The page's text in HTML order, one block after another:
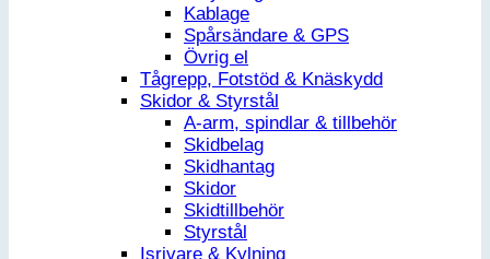
Kablage
Spårsändare & GPS
Övrig el
Tågrepp, Fotstöd & Knäskydd
Skidor & Styrstål
A-arm, spindlar & tillbehör
Skidbelag
Skidhantag
Skidor
Skidtillbehör
Styrstål
Isrivare & Kylning